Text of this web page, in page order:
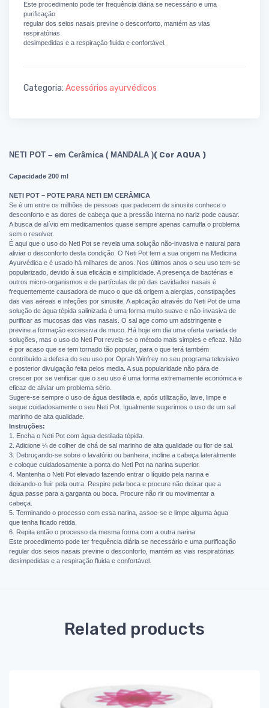
Este procedimento pode ter frequência diária se necessário e uma
purificação
regular dos seios nasais previne o desconforto, mantém as vias
respiratórias
desimpedidas e a respiração fluida e confortável.
Categoria: Acessórios ayurvédicos
NETI POT – em Cerâmica ( MANDALA )( Cor AQUA )
Capacidade 200 ml
NETI POT – POTE PARA NETI EM CERÂMICA
Se é um entre os milhões de pessoas que padecem de sinusite conhece o
desconforto e as dores de cabeça que a pressão interna no nariz pode causar.
A busca de alívio em medicamentos quase sempre apenas camufla o problema
sem o resolver.
É aqui que o uso do Neti Pot se revela uma solução não-invasiva e natural para
aliviar o desconforto desta condição. O Neti Pot tem a sua origem na Medicina
Ayurvédica e é usado há milhares de anos. Nos últimos anos o seu uso tem-se
popularizado, devido à sua eficácia e simplicidade. A presença de bactérias e
outros micro-organismos e de partículas de pó das cavidades nasais é
frequentemente causadora de muco o que dá origem a alergias, constipações
das vias aéreas e infeções por sinusite. A aplicação através do Neti Pot de uma
solução de água tépida salinizada é uma forma muito suave e não-invasiva de
purificar as mucosas das vias nasais. O sal age como um adstringente e
previne a formação excessiva de muco. Há hoje em dia uma oferta variada de
soluções, mas o uso do Neti Pot revela-se o método mais simples e eficaz. Não
é por acaso que se tem tornado tão popular, para o que terá também
contribuído a defesa do seu uso por Oprah Winfrey no seu programa televisivo
e posterior divulgação feita pelos media. A sua popularidade não pára de
crescer por se verificar que o seu uso é uma forma extremamente económica e
eficaz de aliviar um problema sério.
Sugere-se sempre o uso de água destilada e, após utilização, lave, limpe e
seque cuidadosamente o seu Neti Pot. Igualmente sugerimos o uso de um sal
marinho de alta qualidade.
Instruções:
1. Encha o Neti Pot com água destilada tépida.
2. Adicione ¼ de colher de chá de sal marinho de alta qualidade ou flor de sal.
3. Debruçando-se sobre o lavatório ou banheira, incline a cabeça lateralmente
e coloque cuidadosamente a ponta do Neti Pot na narina superior.
4. Mantenha o Neti Pot elevado fazendo entrar o líquido pela narina e
deixando-o fluir pela outra. Respire pela boca e procure não deixar que a
água passe para a garganta ou boca. Procure não rir ou movimentar a
cabeça.
5. Terminando o processo com essa narina, assoe-se e limpe alguma água
que tenha ficado retida.
6. Repita então o processo da mesma forma com a outra narina.
Este procedimento pode ter frequência diária se necessário e uma purificação
regular dos seios nasais previne o desconforto, mantém as vias respiratórias
desimpedidas e a respiração fluida e confortável.
Related products